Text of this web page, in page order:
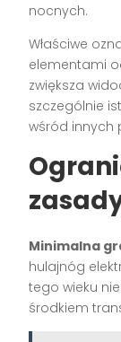
nocnych.
Właściwe
elementami
zwiększa
szczególnie
wśród innych
Minimalna
hulajnóg
tego wieku
środkiem